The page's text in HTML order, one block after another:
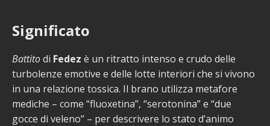
Significato
Battitodi Fedez è un ritratto intenso e crudo delle
turbolenze emotive e delle lotte interiori che si vivono
in una relazione tossica. Il brano utilizza metafore
mediche – come “fluoxetina”, “serotonina” e “due
gocce di veleno” – per descrivere lo stato d’animo